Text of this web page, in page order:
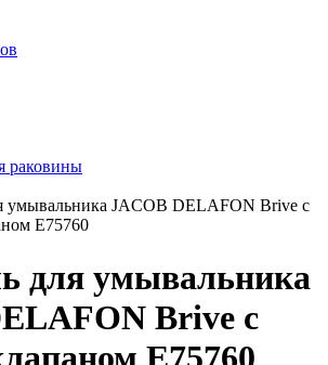
раковины
умывальника JACOB DELAFON Brive с
E75760
для умывальника
Brive с